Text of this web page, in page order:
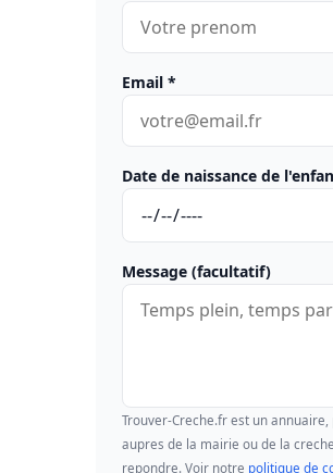
Email *
Date de naissance de
Message (facultatif)
Trouver-Creche.fr est un
aupres de la mairie ou de la
repondre. Voir notre politique de